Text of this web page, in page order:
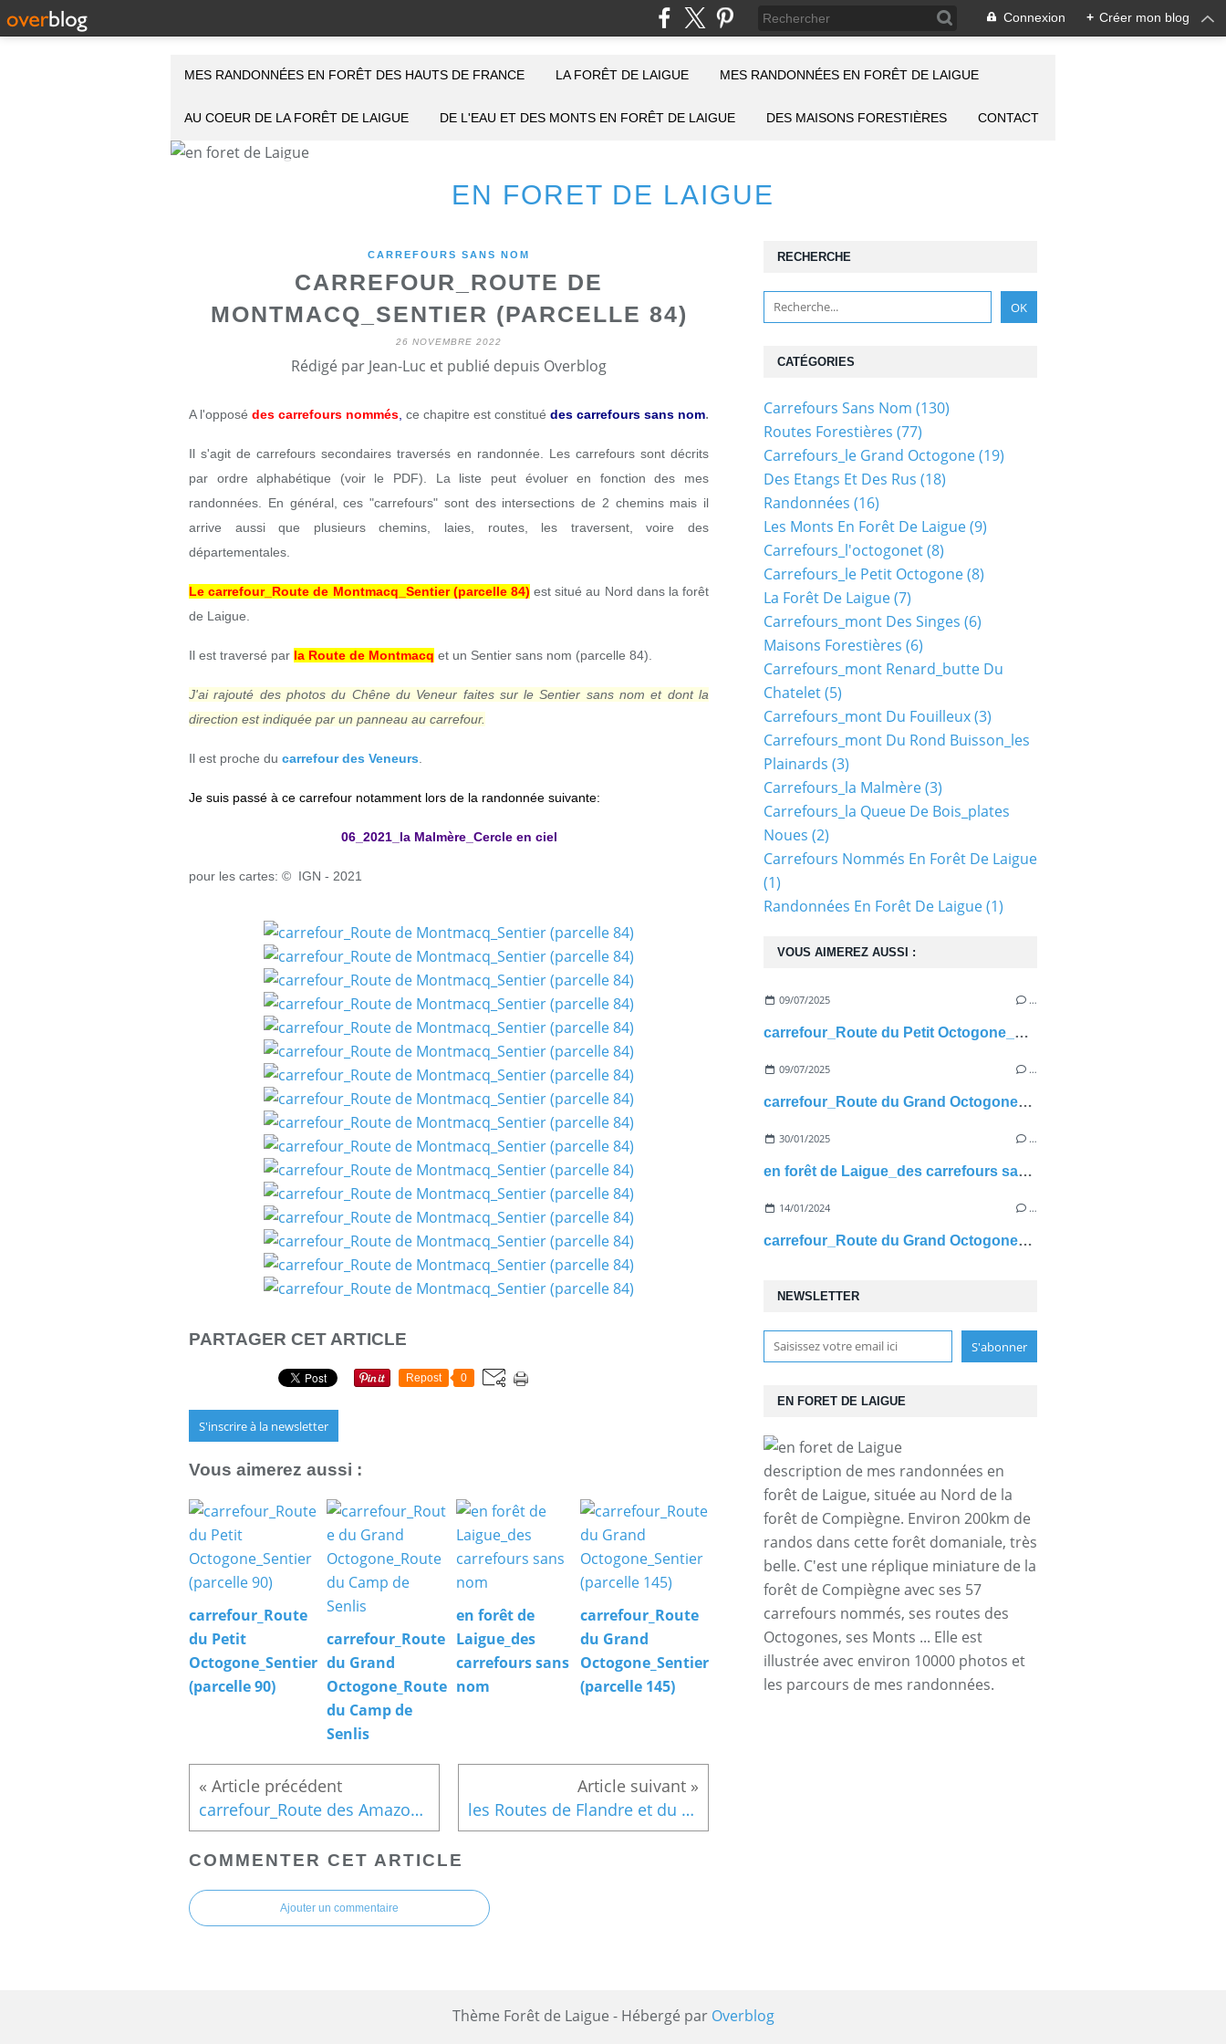
Connexion + Créer mon blog
EN FORET DE LAIGUE
MES RANDONNÉES EN FORÊT DES HAUTS DE FRANCE LA FORÊT DE LAIGUE MES RANDONNÉES EN FORÊT DE LAIGUE
AU COEUR DE LA FORÊT DE LAIGUE DE L'EAU ET DES MONTS EN FORÊT DE LAIGUE DES MAISONS FORESTIÈRES CONTACT
CARREFOURS SANS NOM
CARREFOUR_ROUTE DE
MONTMACQ_SENTIER (PARCELLE 84)
26 NOVEMBRE 2022
Rédigé par Jean-Luc et publié depuis Overblog
A l'opposé des carrefours nommés ce chapitre est constitué des carrefours sans nom.
Il s'agit de carrefours secondaires traversés en randonnée. Les carrefours sont décrits
par ordre alphabétique (voir le PDF). La liste peut évoluer en fonction des mes
randonnées. En général, ces "carrefours" sont des intersections de 2 chemins mais il
arrive aussi que plusieurs chemins, laies, routes, les traversent, voire des
départementales.
Le carrefour_Route de Montmacq_Sentier (parcelle 84) est situé au Nord dans la forêt
de Laigue.
Il est traversé par la Route de Montmacq et un Sentier sans nom (parcelle 84)
J'ai rajouté des photos du Chêne du Veneur faites sur le Sentier sans nom et dont la
direction est indiquée par un panneau au carrefour.
Il est proche du carrefour des Veneurs
Je suis passé à ce carrefour notamment lors de la randonnée suivante:
06_2021_la Malmère_Cercle en ciel
pour les cartes: © IGN - 2021
PARTAGER CET ARTICLE
Repost 0
S'inscrire à la newsletter
Vous aimerez aussi :
carrefour_Route
du Petit
Octogone_Sentier
(parcelle 90)
carrefour_Route
du Grand
Octogone_Route
du Camp de
Senlis
en forêt de
Laigue_des
carrefours sans
nom
carrefour_Route
du Grand
Octogone_Sentier
(parcelle 145)
carrefour_Route des Amazones_Sentier (parcelle 2) les Routes de Flandre et du Rond Buisson
COMMENTER CET ARTICLE
Ajouter un commentaire
NEWSLETTER
RECHERCHE
EN FORET DE LAIGUE
description de mes randonnées en
forêt de Laigue, située au Nord de la
forêt de Compiègne. Environ 200km de
randos dans cette forêt domaniale, très
belle. C'est une réplique miniature de la
forêt de Compiègne avec ses 57
carrefours nommés, ses routes des
Octogones, ses Monts ... Elle est
illustrée avec environ 10000 photos et
les parcours de mes randonnées.
VOUS AIMEREZ AUSSI :
09/07/2025 …
carrefour_Route du Petit Octogone_Sentier (parcelle 90)
09/07/2025 …
carrefour_Route du Grand Octogone_Route du Camp de Senlis
30/01/2025 …
en forêt de Laigue_des carrefours sans nom
14/01/2024 …
carrefour_Route du Grand Octogone_Sentier (parcelle 145)
CATÉGORIES
Carrefours Sans Nom (130)
Routes Forestières (77)
Carrefours_le Grand Octogone(19)
Des Etangs Et Des Rus (18)
Randonnées (16)
Les Monts En Forêt De Laigue(9)
Carrefours_l'octogonet(8)
Carrefours_le Petit Octogone(8)
La Forêt De Laigue(7)
Carrefours_mont Des Singes (6)
Maisons Forestières (6)
Carrefours_mont Renard_butte Du
Chatelet(5)
Carrefours_mont Du Fouilleux(3)
Carrefours_mont Du Rond Buisson_les
Plainards (3)
Carrefours_la Malmère(3)
Carrefours_la Queue De Bois_plates
Noues (2)
Carrefours Nommés En Forêt De Laigue
(1)
Randonnées En Forêt De Laigue(1)
Thème Forêt de Laigue - Hébergé par Overblog